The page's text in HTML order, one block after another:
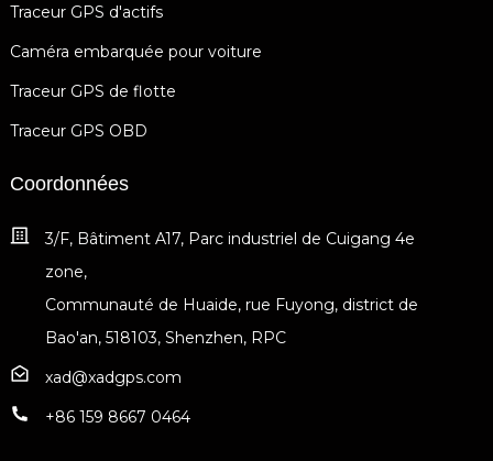
Traceur GPS d'actifs
Caméra embarquée pour voiture
Traceur GPS de flotte
Traceur GPS OBD
Coordonnées
3/F, Bâtiment A17, Parc industriel de Cuigang 4e
zone,
Communauté de Huaide, rue Fuyong, district de
Bao'an, 518103, Shenzhen, RPC
xad@xadgps.com
+86 159 8667 0464